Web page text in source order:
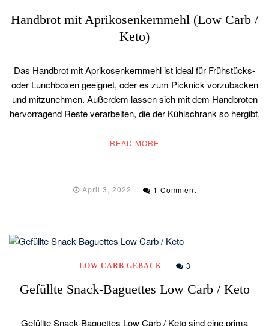
Handbrot mit Aprikosenkernmehl (Low Carb /
Keto)
Das Handbrot mit Aprikosenkernmehl ist ideal für Frühstücks-
oder Lunchboxen geeignet, oder es zum Picknick vorzubacken
und mitzunehmen. Außerdem lassen sich mit dem Handbroten
hervorragend Reste verarbeiten, die der Kühlschrank so hergibt.
READ MORE
April 3, 2022 1 Comment
LOW CARB GEBÄCK 3
Gefüllte Snack-Baguettes Low Carb / Keto
Gefüllte Snack-Baguettes Low Carb / Keto sind eine prima